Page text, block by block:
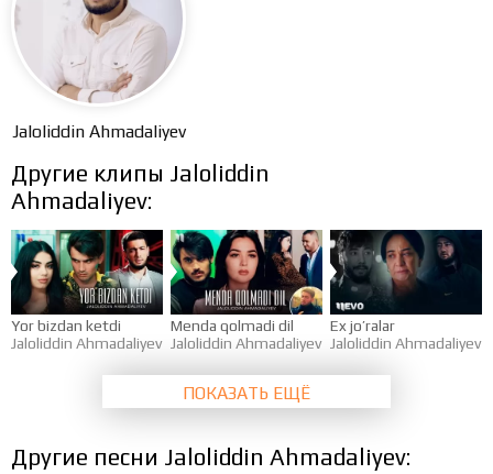
Jaloliddin Ahmadaliyev
Другие клипы Jaloliddin
Ahmadaliyev:
Yor bizdan ketdi
Jaloliddin Ahmadaliyev
Menda qolmadi dil
Jaloliddin Ahmadaliyev
Ex jo’ralar
Jaloliddin Ahmadaliyev
ПОКАЗАТЬ ЕЩЁ
Другие песни Jaloliddin Ahmadaliyev: